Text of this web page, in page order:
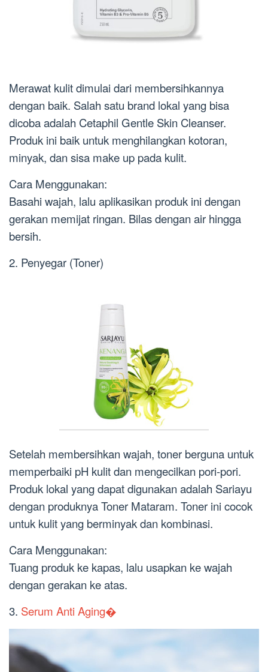
Merawat kulit dimulai dari membersihkannya
dengan baik. Salah satu brand lokal yang bisa
dicoba adalah Cetaphil Gentle Skin Cleanser.
Produk ini baik untuk menghilangkan kotoran,
minyak, dan sisa make up pada kulit.
Cara Menggunakan:
Basahi wajah, lalu aplikasikan produk ini dengan
gerakan memijat ringan. Bilas dengan air hingga
bersih.
2. Penyegar (Toner)
Setelah membersihkan wajah, toner berguna untuk
memperbaiki pH kulit dan mengecilkan pori-pori.
Produk lokal yang dapat digunakan adalah Sariayu
dengan produknya Toner Mataram. Toner ini cocok
untuk kulit yang berminyak dan kombinasi.
Cara Menggunakan:
Tuang produk ke kapas, lalu usapkan ke wajah
dengan gerakan ke atas.
3. Serum Anti Aging�